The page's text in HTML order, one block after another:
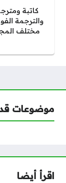
كاتبة
والترجمة
مختلف
موضوعات
اقرأ أيضا